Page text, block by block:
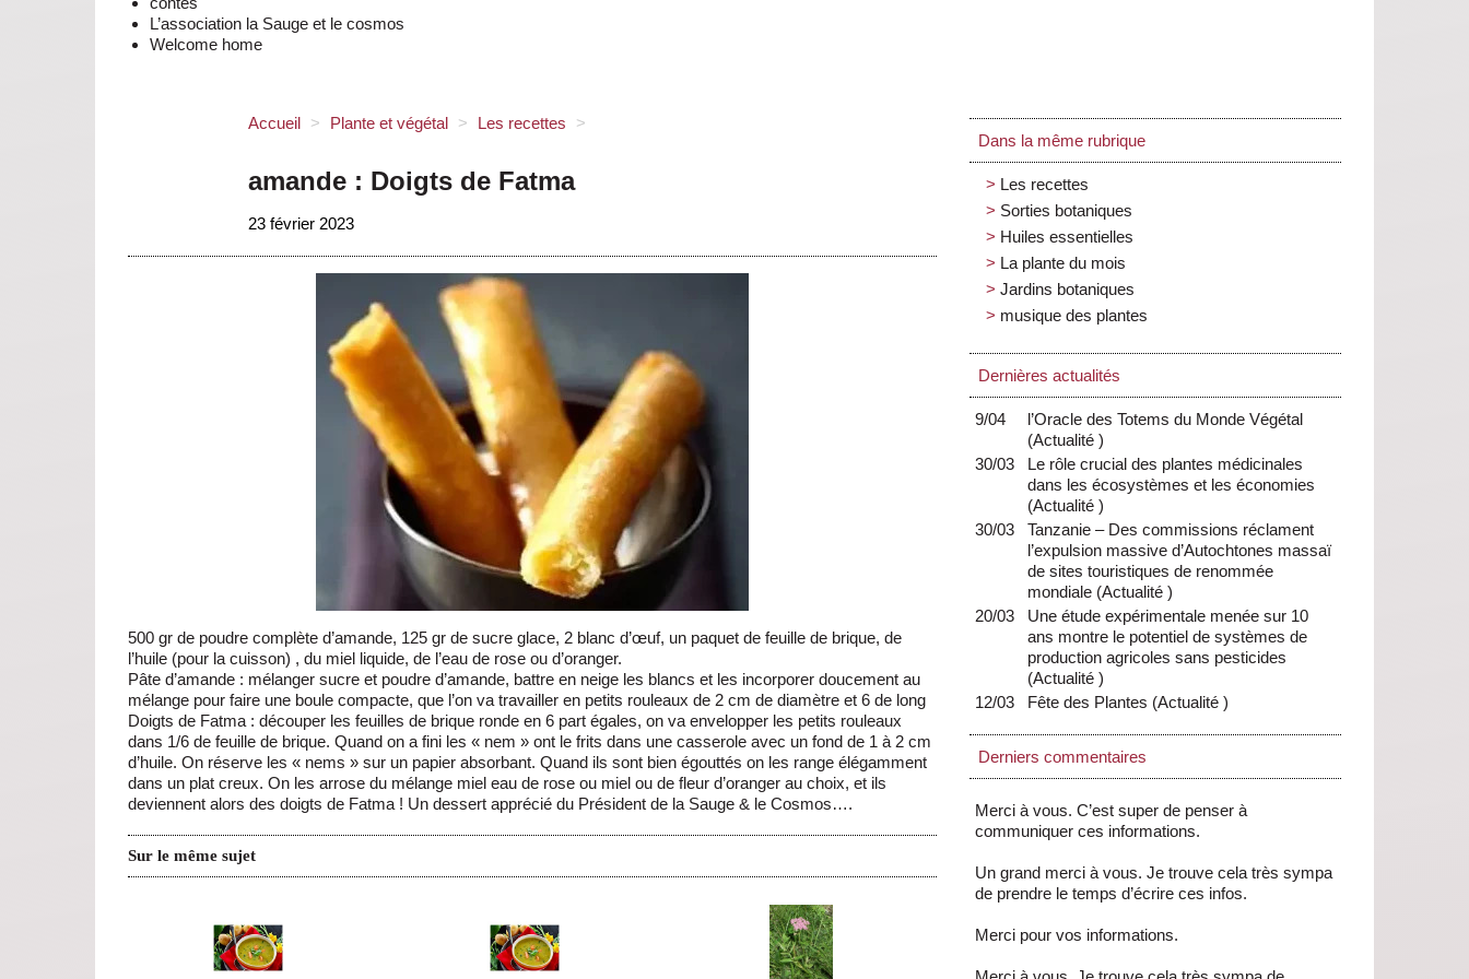
L’association la Sauge et le cosmos
Welcome home
Accueil > Plante et végétal > Les recettes >
amande : Doigts de Fatma
23 février 2023
500 gr de poudre complète d’amande, 125 gr de sucre glace, 2 blanc d’œuf, un paquet de feuille de brique, de
l’huile (pour la cuisson) , du miel liquide, de l’eau de rose ou d’oranger.
Pâte d’amande : mélanger sucre et poudre d’amande, battre en neige les blancs et les incorporer doucement au
mélange pour faire une boule compacte, que l’on va travailler en petits rouleaux de 2 cm de diamètre et 6 de long
Doigts de Fatma : découper les feuilles de brique ronde en 6 part égales, on va envelopper les petits rouleaux
dans 1/6 de feuille de brique. Quand on a fini les « nem » ont le frits dans une casserole avec un fond de 1 à 2 cm
d’huile. On réserve les « nems » sur un papier absorbant. Quand ils sont bien égouttés on les range élégamment
dans un plat creux. On les arrose du mélange miel eau de rose ou miel ou de fleur d’oranger au choix, et ils
deviennent alors des doigts de Fatma ! Un dessert apprécié du Président de la Sauge & le Cosmos….
Sur le même sujet
Dans la même rubrique
Les recettes
Sorties botaniques
Huiles essentielles
La plante du mois
Jardins botaniques
musique des plantes
Dernières actualités
9/04
l’Oracle des Totems du Monde Végétal
(Actualité)
30/03
Le rôle crucial des plantes médicinales
dans les écosystèmes et les économies
(Actualité)
30/03
Tanzanie – Des commissions réclament
l’expulsion massive d’Autochtones massaï
de sites touristiques de renommée
mondiale (Actualité)
20/03
Une étude expérimentale menée sur 10
ans montre le potentiel de systèmes de
production agricoles sans pesticides
(Actualité)
12/03
Fête des Plantes (Actualité)
Derniers commentaires
Merci à vous. C’est super de penser à
communiquer ces informations.
Un grand merci à vous. Je trouve cela très sympa
de prendre le temps d’écrire ces infos.
Merci pour vos informations.